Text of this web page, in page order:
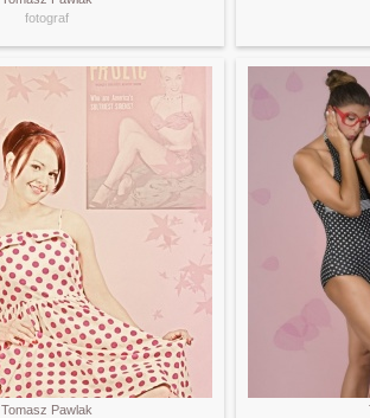
fotograf
Tomasz Pawlak